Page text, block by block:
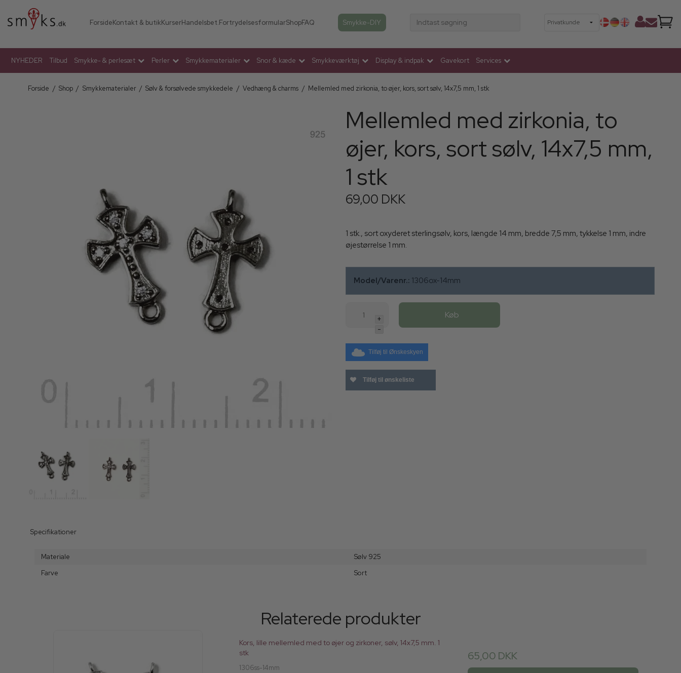
ForsideKontakt & butikKurserHandelsbet.FortrydelsesformularShopFAQ Smykke-DIY Indtast søgning
NYHEDER Tilbud Smykke- & perlesæt Perler Smykkematerialer Snor & kæde Smykkeværktøj Display & indpak Gavekort Services
Forside / Shop / Smykkematerialer / Sølv & forsølvede smykkedele / Vedhæng & charms / Mellemled med zirkonia, to øjer, kors, sort sølv, 14x7,5 mm, 1 stk
Mellemled med zirkonia, to
øjer, kors, sort sølv, 14x7,5 mm,
1 stk
69,00 DKK
1 stk., sort oxyderet sterlingsølv, kors, længde 14 mm, bredde 7,5 mm, tykkelse 1 mm, indre
øjestørrelse 1 mm.
Model/Varenr.: 1306ox-14mm
+
-
Køb
Tilføj til Ønskeskyen
Tilføj til ønskeliste
Specifikationer
Materiale
Sølv 925
Farve
Sort
Relaterede produkter
Kors, lille mellemled med to øjer og zirkoner, sølv, 14x7,5 mm. 1
stk
1306ss-14mm
65,00 DKK